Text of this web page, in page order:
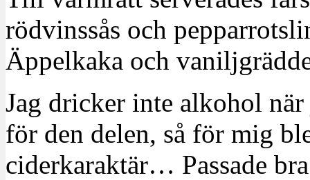
rödvinssås och
Äppelkaka och
Jag dricker inte alkohol
för den delen, så för mig
ciderkaraktär… Passade